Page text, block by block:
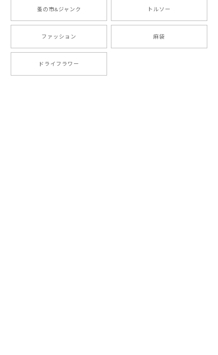
蚤の市&ジャンク トルソー
ファッション 麻袋
ドライフラワー